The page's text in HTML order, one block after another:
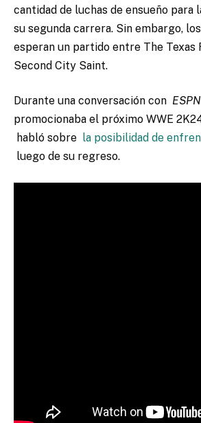
cantidad de luchas de ensueño
su segunda carrera. Sin embargo,
esperan un partido entre The Texas
Second City Saint.
Durante una conversación con ESPN
promocionaba el próximo WWE
habló sobre la posibilidad de
luego de su regreso.